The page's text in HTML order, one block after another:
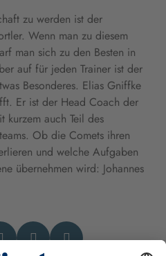
zu werden ist der
Wenn man zu diesem
man sich zu den Besten in
auf für jeden Trainer ist der
Besonderes. Elias Gniffke
Er ist der Head Coach der
kurzem auch Teil des
Ob die Comets ihren
und welche Aufgaben
übernehmen wird: Johannes